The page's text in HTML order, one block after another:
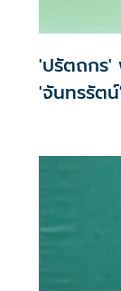
'ปรัตถกร'
'จันทรรัต